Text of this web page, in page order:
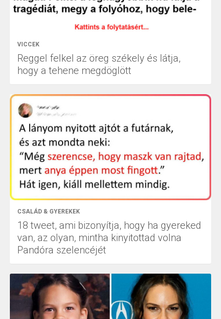
VICCEK
Reggel felkel az öreg székely és látja,
hogy a tehene megdöglött
CSALÁD & GYEREKEK
18 tweet, ami bizonyítja, hogy ha gyereked
van, az olyan, mintha kinyitottad volna
Pandóra szelencéjét